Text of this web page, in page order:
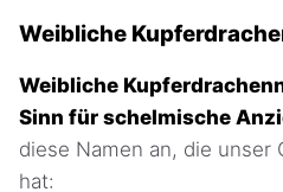
Weibliche
Weibliche
Sinn für schelmische
diese Namen an, die unser
hat: